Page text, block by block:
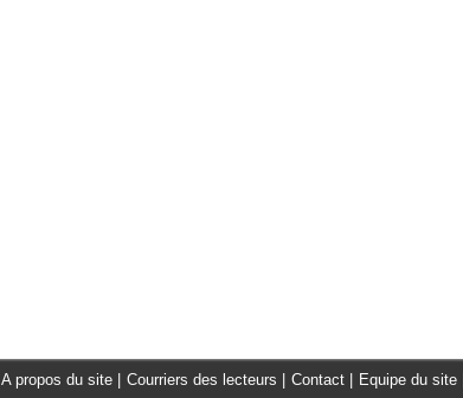
A propos du site Courriers des lecteurs Contact Equipe du site